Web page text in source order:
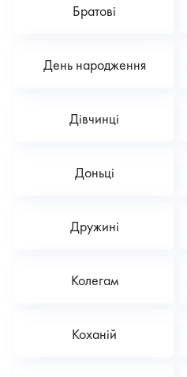
Братові
День народження
Дівчинці
Доньці
Дружині
Колегам
Коханій